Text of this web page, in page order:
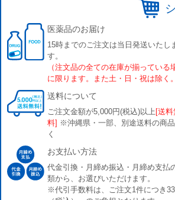
医薬品のお届け
15時までのご注文は当日発送いたし
す。
（注文品の全ての在庫が揃っている
に限ります。また土・日・祝は除く
送料について
ご注文金額が5,000円(税込)以上 [送料
料] ※沖縄県・一部、別途送料の商
く
お支払い方法
代金引換・月締め振込・月締め支払
類から、お選びいただけます。
※代引手数料は、ご注文1件につき